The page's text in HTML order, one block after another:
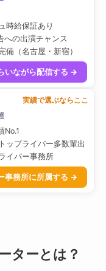
時給保証あり
への出演チャンス
備（名古屋・新宿）
いながら配信する →
実績で選ぶならここ
No.1
ップライバー多数輩出
イバー事務所
事務所に所属する →
ターとは？